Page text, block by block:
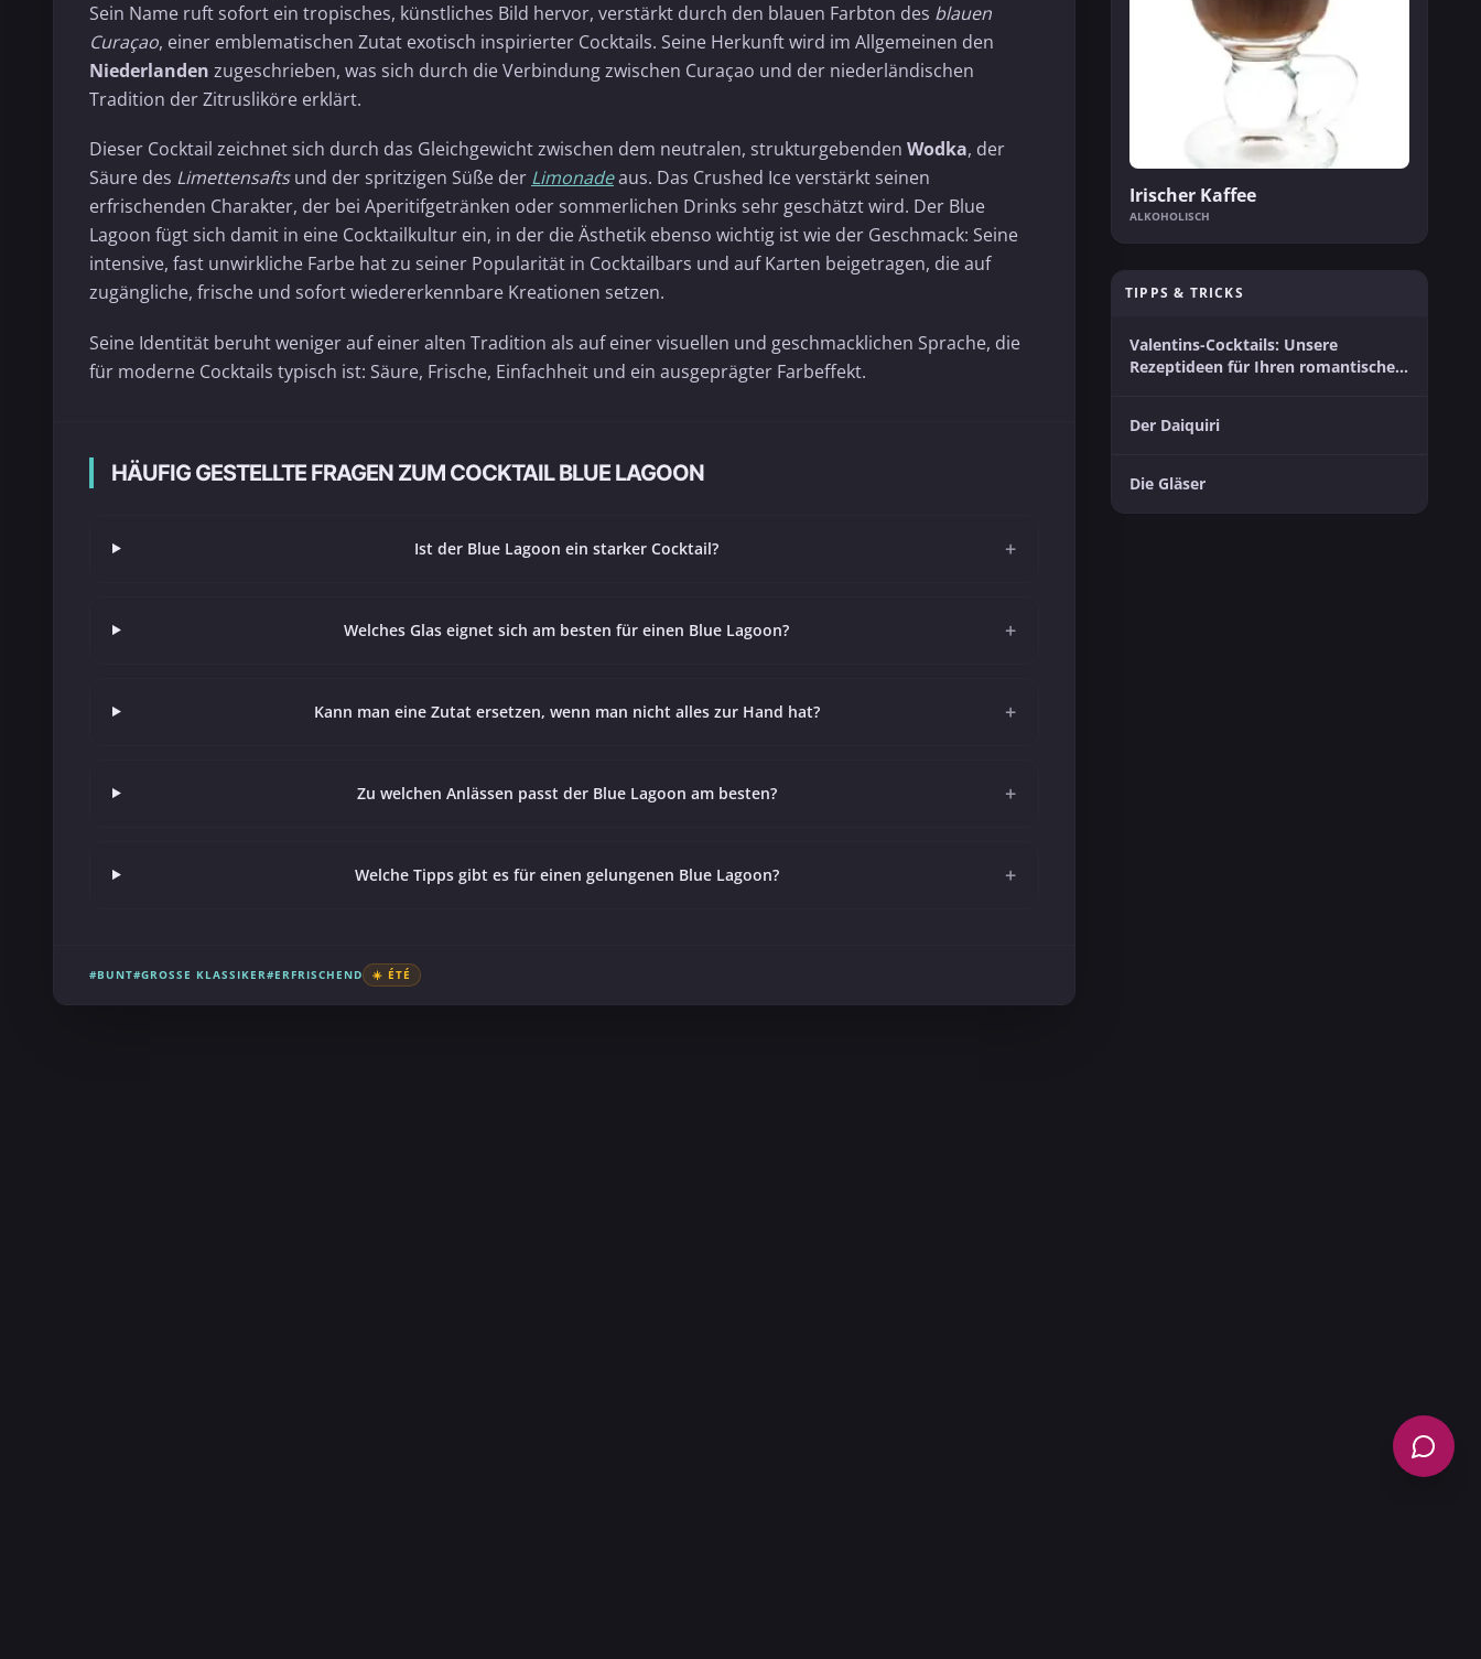
Sein Name ruft sofort ein tropisches, künstliches Bild hervor, verstärkt durch den blauen Farbton des blauen
Curaçao, einer emblematischen Zutat exotisch inspirierter Cocktails. Seine Herkunft wird im Allgemeinen den
Niederlanden zugeschrieben, was sich durch die Verbindung zwischen Curaçao und der niederländischen
Tradition der Zitrusliköre erklärt.
Dieser Cocktail zeichnet sich durch das Gleichgewicht zwischen dem neutralen, strukturgebenden Wodka, der
Säure des Limettensaftsund der spritzigen Süße der Limonadeaus. Das Crushed Ice verstärkt seinen
erfrischenden Charakter, der bei Aperitifgetränken oder sommerlichen Drinks sehr geschätzt wird. Der Blue
Lagoon fügt sich damit in eine Cocktailkultur ein, in der die Ästhetik ebenso wichtig ist wie der Geschmack: Seine
intensive, fast unwirkliche Farbe hat zu seiner Popularität in Cocktailbars und auf Karten beigetragen, die auf
zugängliche, frische und sofort wiedererkennbare Kreationen setzen.
Seine Identität beruht weniger auf einer alten Tradition als auf einer visuellen und geschmacklichen Sprache, die
für moderne Cocktails typisch ist: Säure, Frische, Einfachheit und ein ausgeprägter Farbeffekt.
HÄUFIG GESTELLTE FRAGEN ZUM COCKTAIL BLUE LAGOON
Ist der Blue Lagoon ein starker Cocktail? +
Welches Glas eignet sich am besten für einen Blue Lagoon? +
Kann man eine Zutat ersetzen, wenn man nicht alles zur Hand hat? +
Zu welchen Anlässen passt der Blue Lagoon am besten? +
Welche Tipps gibt es für einen gelungenen Blue Lagoon? +
#BUNT#GROSSE KLASSIKER #ERFRISCHEND ☀️ ÉTÉ
Irischer Kaffee
ALKOHOLISCH
TIPPS & TRICKS
Valentins-Cocktails: Unsere
Rezeptideen für Ihren romantischen
Der Daiquiri
Die Gläser